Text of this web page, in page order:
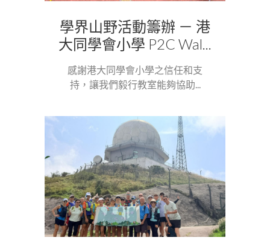
學界山野活動籌辦 － 港
大同學會小學 P2C Wal...
感謝港大同學會小學之信任和支
持，讓我們毅行教室能夠協助...